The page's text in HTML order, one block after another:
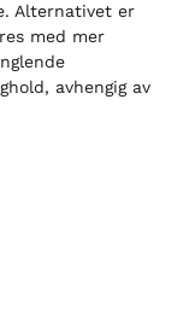
Alternativet er
med mer
avhengig av